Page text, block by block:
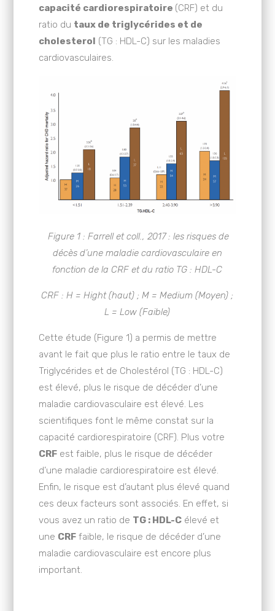
capacité cardiorespiratoire (CRF) et du
ratio du taux de triglycérides et de
cholesterol
(TG : HDL-C) sur les maladies
cardiovasculaires.
Figure 1 : Farrell et coll., 2017 : les risques de
décès d’une maladie cardiovasculaire en
fonction de la CRF et du ratio TG : HDL-C
CRF : H = Hight (haut) ; M = Medium (Moyen) ;
L = Low (Faible)
Cette étude (Figure 1) a permis de mettre
avant le fait que plus le ratio entre le taux de
Triglycérides et de Cholestérol (TG : HDL-C)
est élevé, plus le risque de décéder d’une
maladie cardiovasculaire est élevé. Les
scientifiques font le même constat sur la
capacité cardiorespiratoire (CRF). Plus votre
CRFest faible, plus le risque de décéder
d’une maladie cardiorespiratoire est élevé.
Enfin, le risque est d’autant plus élevé quand
ces deux facteurs sont associés. En effet, si
vous avez un ratio de TG : HDL-Célevé et
une CRFfaible, le risque de décéder d’une
maladie cardiovasculaire est encore plus
important.